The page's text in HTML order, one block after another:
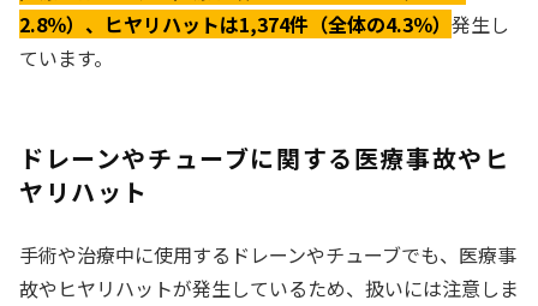
2.8％）、ヒヤリハットは1,374件（全体の4.3％） 発生し
ています。
ドレーンやチューブに関する医療事故やヒ
ヤリハット
手術や治療中に使用するドレーンやチューブでも、医療事
故やヒヤリハットが発生しているため、扱いには注意しま